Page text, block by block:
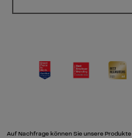
Auf Nachfrage können Sie unsere